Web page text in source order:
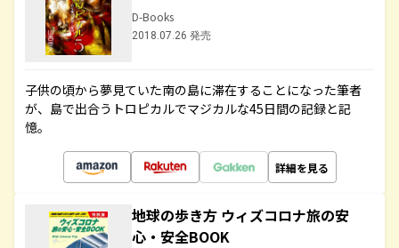
D-Books
2018.07.26 発売
子供の頃から夢見ていた南の島に滞在することになった筆者
が、島で出合うトロピカルでマジカルな45日間の記録と記
憶。
詳細を見る
地球の歩き方 ウィズコロナ旅の安
心・安全BOOK